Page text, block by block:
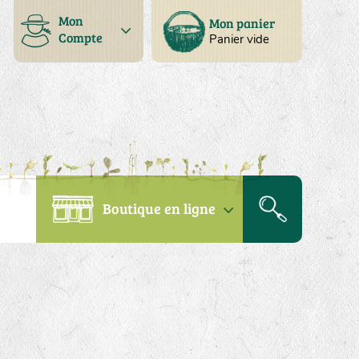
Mon panier
Panier vide
Mon
Compte
Boutique en ligne